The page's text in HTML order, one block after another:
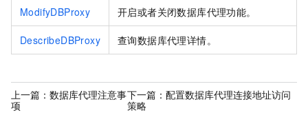
ModifyDBProxy 开启或者关闭数据库代理功能。
DescribeDBProxy 查询数据库代理详情。
上一篇： 数据库代理注意事
项
下一篇： 配置数据库代理连接地址访问
策略